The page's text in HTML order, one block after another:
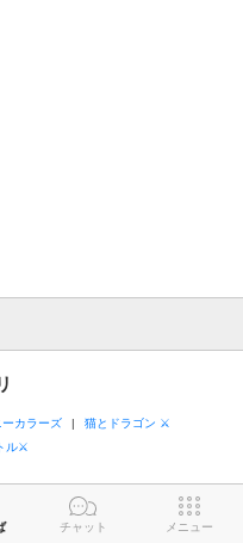
カラーズ
猫とドラゴン ⚔
ル⚔
チャット メニュー